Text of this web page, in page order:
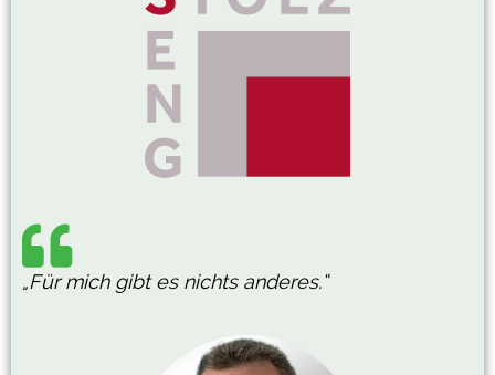
„Für mich gibt es nichts anderes.“